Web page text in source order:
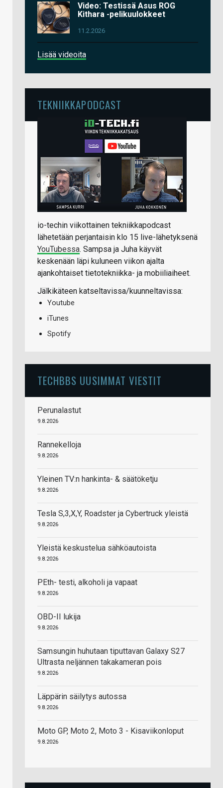
Video: Testissä Asus ROG
Kithara -pelikuulokkeet
11.2.2026
Lisää videoita
TEKNIIKKAPODCAST
io-techin viikottainen tekniikkapodcast
lähetetään perjantaisin klo 15 live-lähetyksenä
YouTubessa. Sampsa ja Juha käyvät
keskenään läpi kuluneen viikon ajalta
ajankohtaiset tietotekniikka- ja mobiiliaiheet.
Jälkikäteen katseltavissa/kuunneltavissa:
Youtube
iTunes
Spotify
TECHBBS UUSIMMAT VIESTIT
Perunalastut
9.8.2026
Rannekelloja
9.8.2026
Yleinen TV:n hankinta- & säätöketju
9.8.2026
Tesla S,3,X,Y, Roadster ja Cybertruck yleistä
9.8.2026
Yleistä keskustelua sähköautoista
9.8.2026
PEth- testi, alkoholi ja vapaat
9.8.2026
OBD-II lukija
9.8.2026
Samsungin huhutaan tiputtavan Galaxy S27
Ultrasta neljännen takakameran pois
9.8.2026
Läppärin säilytys autossa
9.8.2026
Moto GP, Moto 2, Moto 3 - Kisaviikonloput
9.8.2026